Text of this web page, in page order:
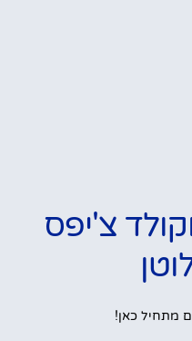
צ'יפס
מתחיל כאן!